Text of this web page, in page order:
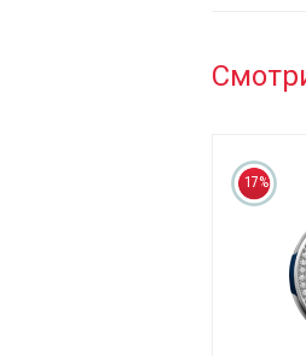
17%